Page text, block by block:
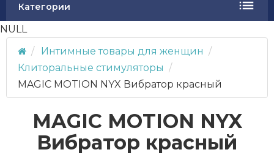
Категории
NULL
Интимные товары для женщин
Клиторальные стимуляторы
MAGIC MOTION NYX Вибратор красный
MAGIC MOTION NYX
Вибратор красный